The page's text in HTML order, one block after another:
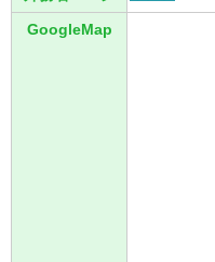
GoogleMap